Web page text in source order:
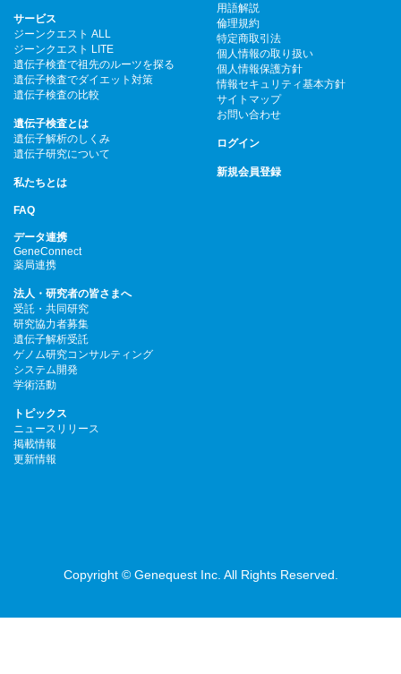
サービス
ジーンクエスト ALL
ジーンクエスト LITE
遺伝子検査で祖先のルーツを探る
遺伝子検査でダイエット対策
遺伝子検査の比較
遺伝子検査とは
遺伝子解析のしくみ
遺伝子研究について
私たちとは
FAQ
データ連携
GeneConnect
薬局連携
法人・研究者の皆さまへ
受託・共同研究
研究協力者募集
遺伝子解析受託
ゲノム研究コンサルティング
システム開発
学術活動
トピックス
ニュースリリース
掲載情報
更新情報
用語解説
倫理規約
特定商取引法
個人情報の取り扱い
個人情報保護方針
情報セキュリティ基本方針
サイトマップ
お問い合わせ
ログイン
新規会員登録
Copyright © Genequest Inc. All Rights Reserved.